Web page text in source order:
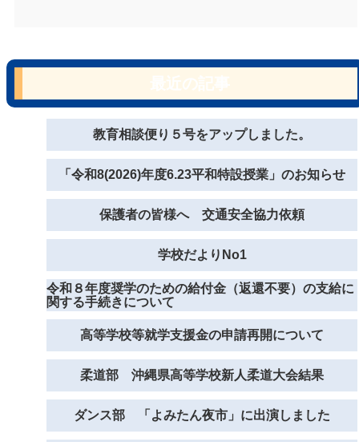
教育相談便り５号をアップしました。
「令和8(2026)年度6.23平和特設授業」のお知らせ
保護者の皆様へ 交通安全協力依頼
学校だよりNo1
令和８年度奨学のための給付金（返還不要）の支給に
関する手続きについて
高等学校等就学支援金の申請再開について
柔道部 沖縄県高等学校新人柔道大会結果
ダンス部 「よみたん夜市」に出演しました